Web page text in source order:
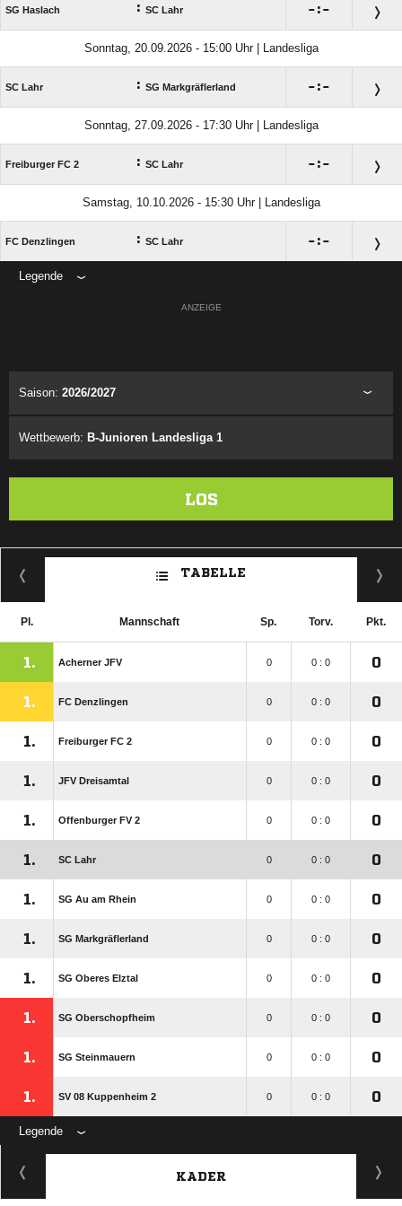
SG Haslach : SC Lahr :
Sonntag, 20.09.2026 - 15:00 Uhr | Landesliga
SC Lahr : SG Markgräflerland :
Sonntag, 27.09.2026 - 17:30 Uhr | Landesliga
Freiburger FC 2 : SC Lahr :
Samstag, 10.10.2026 - 15:30 Uhr | Landesliga
FC Denzlingen : SC Lahr :
Legende
ANZEIGE
Saison: 2026/2027
Wettbewerb: B-Junioren Landesliga 1
LOS
TABELLE
Pl. Mannschaft Sp. Torv. Pkt.
1. Acherner JFV 0 0 : 0 0
1. FC Denzlingen 0 0 : 0 0
1. Freiburger FC 2 0 0 : 0 0
1. JFV Dreisamtal 0 0 : 0 0
1. Offenburger FV 2 0 0 : 0 0
1. SC Lahr 0 0 : 0 0
1. SG Au am Rhein 0 0 : 0 0
1. SG Markgräflerland 0 0 : 0 0
1. SG Oberes Elztal 0 0 : 0 0
1. SG Oberschopfheim 0 0 : 0 0
1. SG Steinmauern 0 0 : 0 0
1. SV 08 Kuppenheim 2 0 0 : 0 0
Legende
KADER